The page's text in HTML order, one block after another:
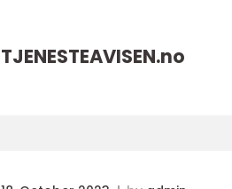
TJENESTEAVISEN.no